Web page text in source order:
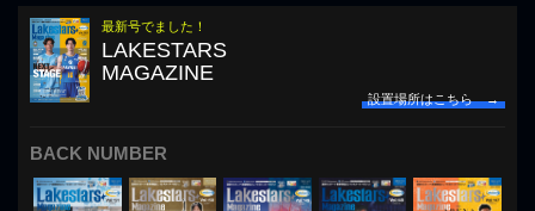
最新号でました！
LAKESTARS
MAGAZINE
設置場所はこちら →
BACK NUMBER